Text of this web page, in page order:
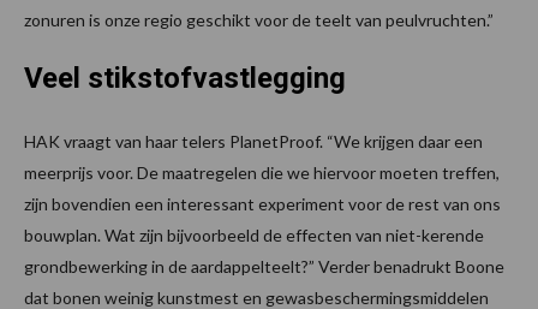
zonuren is onze regio geschikt voor de teelt van peulvruchten.”
Veel stikstofvastlegging
HAK vraagt van haar telers PlanetProof. “We krijgen daar een
meerprijs voor. De maatregelen die we hiervoor moeten treffen,
zijn bovendien een interessant experiment voor de rest van ons
bouwplan. Wat zijn bijvoorbeeld de effecten van niet-kerende
grondbewerking in de aardappelteelt?” Verder benadrukt Boone
dat bonen weinig kunstmest en gewasbeschermingsmiddelen